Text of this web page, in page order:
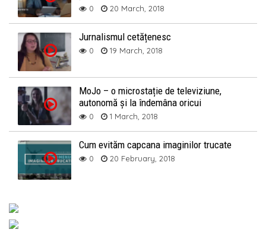
0 20 March, 2018
Jurnalismul cetățenesc
0 19 March, 2018
MoJo – o microstație de televiziune,
autonomă și la îndemâna oricui
0 1 March, 2018
Cum evităm capcana imaginilor trucate
0 20 February, 2018